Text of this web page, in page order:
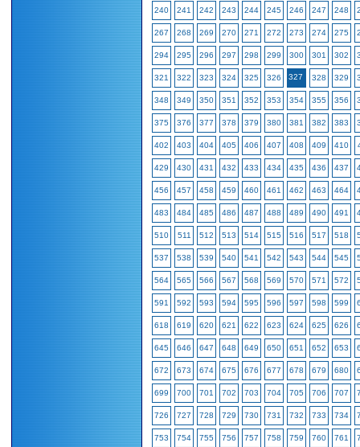
240 241 242 243 244 245 246 247 248
267 268 269 270 271 272 273 274 275
294 295 296 297 298 299 300 301 302
321 322 323 324 325 326 327 328 329
348 349 350 351 352 353 354 355 356
375 376 377 378 379 380 381 382 383
402 403 404 405 406 407 408 409 410
429 430 431 432 433 434 435 436 437
456 457 458 459 460 461 462 463 464
483 484 485 486 487 488 489 490 491
510 511 512 513 514 515 516 517 518
537 538 539 540 541 542 543 544 545
564 565 566 567 568 569 570 571 572
591 592 593 594 595 596 597 598 599
618 619 620 621 622 623 624 625 626
645 646 647 648 649 650 651 652 653
672 673 674 675 676 677 678 679 680
699 700 701 702 703 704 705 706 707
726 727 728 729 730 731 732 733 734
753 754 755 756 757 758 759 760 761